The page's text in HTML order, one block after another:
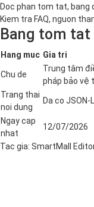
Doc phan tom tat, bang
Kiem tra FAQ, nguon
Bang tom tat
Hang muc Gia tri
Chu de
Trung tâm
pháp bảo vệ
Trang thai
noi dung
Da co JSON-
Ngay cap
nhat
12/07/2026
Tac gia: SmartMall